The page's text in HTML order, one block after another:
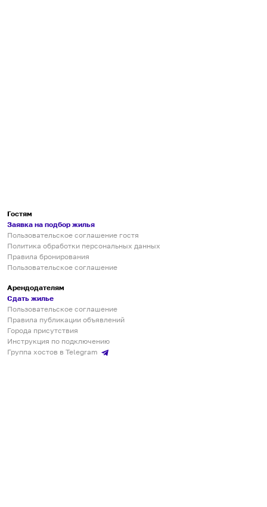
Гостям
Заявка на подбор жилья
Пользовательское соглашение гостя
Политика обработки персональных данных
Правила бронирования
Пользовательское соглашение
Арендодателям
Сдать жилье
Пользовательское соглашение
Правила публикации объявлений
Города присутствия
Инструкция по подключению
Группа хостов в Telegram